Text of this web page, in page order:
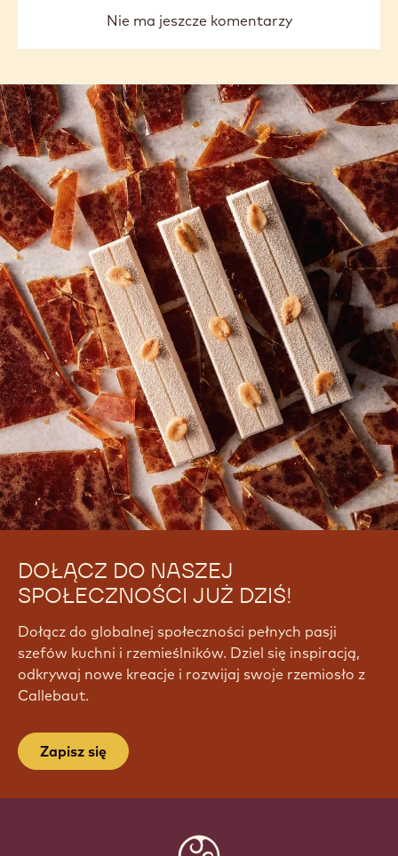
Nie ma jeszcze komentarzy
DOŁĄCZ DO NASZEJ
SPOŁECZNOŚCI JUŻ DZIŚ!
Dołącz do globalnej społeczności pełnych pasji
szefów kuchni i rzemieślników. Dziel się inspiracją,
odkrywaj nowe kreacje i rozwijaj swoje rzemiosło z
Callebaut.
Zapisz się